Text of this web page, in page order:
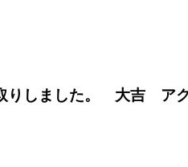
りしました。 大吉 ア